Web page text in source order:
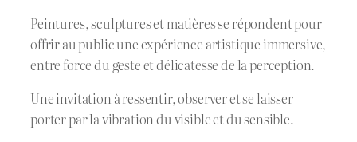
Peintures, sculptures et matières se répondent pour
offrir au public une expérience artistique immersive,
entre force du geste et délicatesse de la perception.
Une invitation à ressentir, observer et se laisser
porter par la vibration du visible et du sensible.